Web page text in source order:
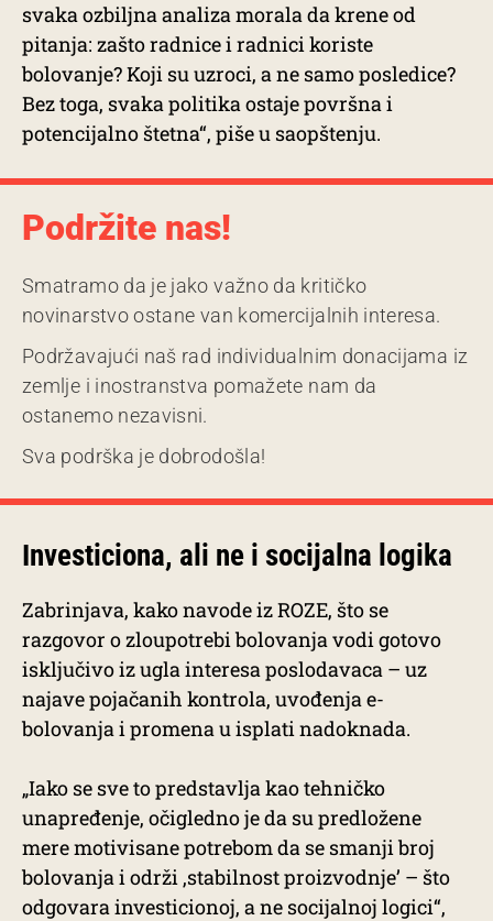
svaka ozbiljna analiza morala da krene od
pitanja: zašto radnice i radnici koriste
bolovanje? Koji su uzroci, a ne samo posledice?
Bez toga, svaka politika ostaje površna i
potencijalno štetna“, piše u saopštenju.
Podržite nas!
Smatramo da je jako važno da kritičko
novinarstvo ostane van komercijalnih interesa.
Podržavajući naš rad individualnim donacijama iz
zemlje i inostranstva pomažete nam da
ostanemo nezavisni.
Sva podrška je dobrodošla!
Investiciona, ali ne i socijalna logika
Zabrinjava, kako navode iz ROZE, što se
razgovor o zloupotrebi bolovanja vodi gotovo
isključivo iz ugla interesa poslodavaca – uz
najave pojačanih kontrola, uvođenja e-
bolovanja i promena u isplati nadoknada.
„Iako se sve to predstavlja kao tehničko
unapređenje, očigledno je da su predložene
mere motivisane potrebom da se smanji broj
bolovanja i održi ,stabilnost proizvodnje’ – što
odgovara investicionoj, a ne socijalnoj logici“,